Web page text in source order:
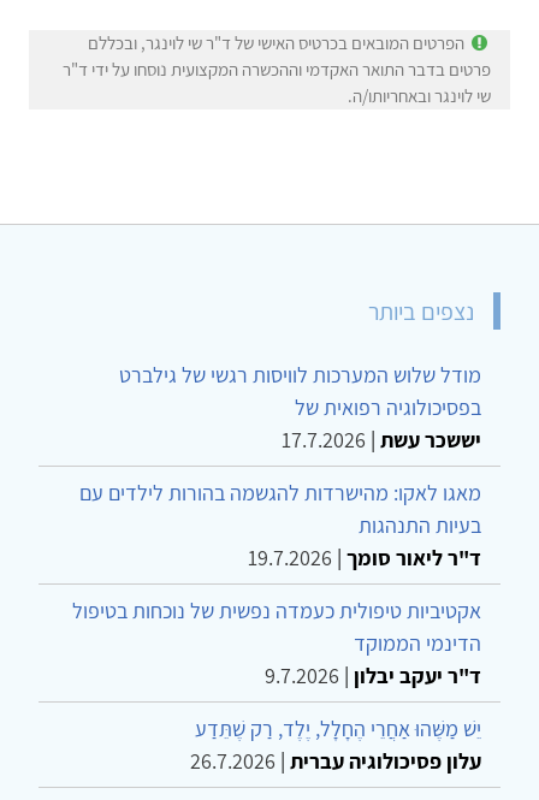
הפרטים המובאים בכרטיס האישי של ד"ר שי לוינגר, ובכללם
פרטים בדבר התואר האקדמי וההכשרה המקצועית נוסחו על ידי ד"ר
שי לוינגר ובאחריותו/ה.
נצפים ביותר
מודל שלוש המערכות לוויסות רגשי של גילברט
בפסיכולוגיה רפואית של
יששכר עשת |
17.7.2026
מאגו לאקו: מהישרדות להגשמה בהורות לילדים עם
בעיות התנהגות
ד"ר ליאור סומך |
19.7.2026
אקטיביות טיפולית כעמדה נפשית של נוכחות בטיפול
הדינמי הממוקד
ד"ר יעקב יבלון |
9.7.2026
יֵשׁ מַשֶּׁהוּ אַחֲרֵי הֶחָלָל, יֶלֶד, רַק שֶׁתֵּדַע
עלון פסיכולוגיה עברית |
26.7.2026